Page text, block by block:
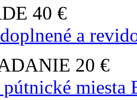
40 €
a
20 €
miesta